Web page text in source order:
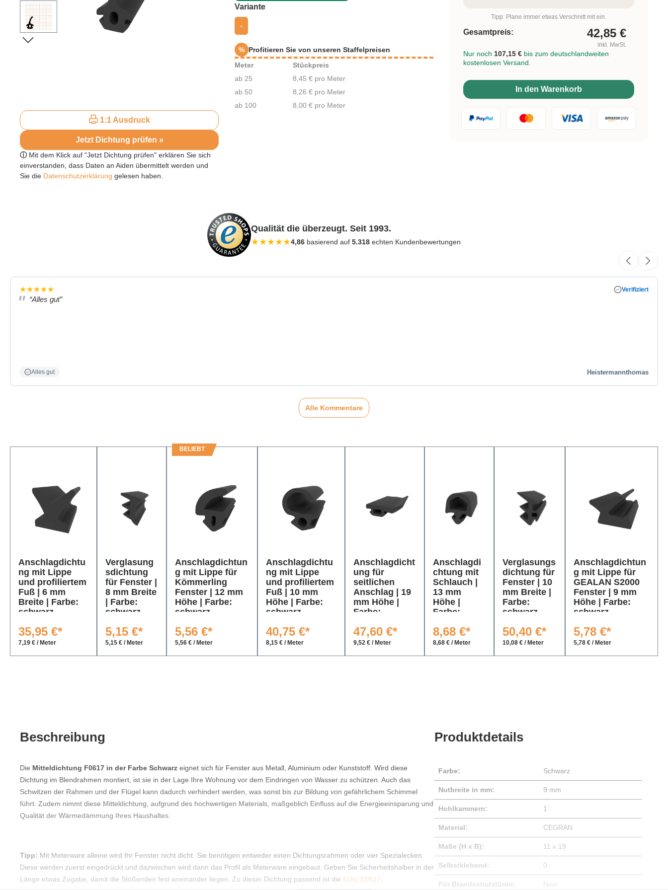
1:1 Ausdruck
Jetzt Dichtung prüfen »
ⓘ Mit dem Klick auf "Jetzt Dichtung prüfen" erklären Sie sich
einverstanden, dass Daten an Aiden übermittelt werden und
Sie die Datenschutzerklärung gelesen haben.
Varianteauswählen
-
% Profitieren Sie von unseren Staffelpreisen
Meter
Stückpreis
ab 25
8,45 € pro Meter
ab 50
8,26 € pro Meter
ab 100
8,00 € pro Meter
Tipp: Plane immer etwas Verschnitt mit ein.
Gesamtpreis: 42,85 €
inkl. MwSt.
Nur noch 107,15 € bis zum deutschlandweiten
kostenlosen Versand.
In den Warenkorb
Qualität die überzeugt. Seit 1993.
★★★★★4,86 basierend auf 5.318 echten Kundenbewertungen
★★★★★ Verifiziert
“Alles gut”
Alles gut Heistermannthomas
Alle Kommentare
ftAnschlagdichtu
ng mit Lippe
und profiliertem
Fuß | 6 mm
Breite | Farbe:
schwarz
35,95 €*
7,19 € / Meter
Verglasung
sdichtung
für Fenster |
8 mm Breite
| Farbe:
schwarz
5,15 €*
5,15 € / Meter
BELIEBT
Anschlagdichtun
g mit Lippe für
Kömmerling
Fenster | 12 mm
Höhe | Farbe:
schwarz
5,56 €*
5,56 € / Meter
Anschlagdichtu
ng mit Lippe
und profiliertem
Fuß | 10 mm
Höhe | Farbe:
schwarz
40,75 €*
8,15 € / Meter
Anschlagdicht
ung für
seitlichen
Anschlag | 19
mm Höhe |
Farbe:
47,60 €*
9,52 € / Meter
Anschlagdi
chtung mit
Schlauch |
13 mm
Höhe |
Farbe:
8,68 €*
8,68 € / Meter
Verglasungs
dichtung für
Fenster | 10
mm Breite |
Farbe:
schwarz
50,40 €*
10,08 € / Meter
Anschlagdichtun
g mit Lippe für
GEALAN S2000
Fenster | 9 mm
Höhe | Farbe:
schwarz
5,78 €*
5,78 € / Meter
Beschreibung
Die Mitteldichtung F0617 in der Farbe Schwarz eignet sich für Fenster aus Metall, Aluminium oder Kunststoff. Wird diese
Dichtung im Blendrahmen montiert, ist sie in der Lage Ihre Wohnung vor dem Eindringen von Wasser zu schützen. Auch das
Schwitzen der Rahmen und der Flügel kann dadurch verhindert werden, was sonst bis zur Bildung von gefährlichem Schimmel
führt. Zudem nimmt diese Mitteldichtung, aufgrund des hochwertigen Materials, maßgeblich Einfluss auf die Energieeinsparung und
Qualität der Wärmedämmung Ihres Haushaltes.
Tipp: Mit Meterware alleine wird Ihr Fenster nicht dicht. Sie benötigen entweder einen Dichtungsrahmen oder vier Spezialecken.
Diese werden zuerst eingedrückt und dazwischen wird dann das Profil als Meterware eingebaut. Geben Sie Sicherheitshalber in der
Länge etwas Zugabe, damit die Stoßenden fest aneinander liegen. Zu dieser Dichtung passend ist die Ecke E0617
Produktdetails
Farbe: Schwarz
Nutbreite in mm: 9 mm
Hohlkammern: 1
Material: CEGRAN
Maße (H x B): 11 x 19
Selbstklebend: 0
Für Brandschutztüren: Nein